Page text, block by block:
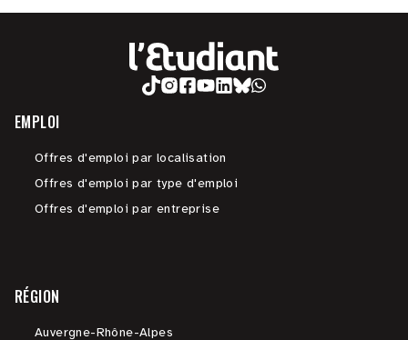
EMPLOI
Offres d'emploi par localisation
Offres d'emploi par type d'emploi
Offres d'emploi par entreprise
RÉGION
Auvergne-Rhône-Alpes